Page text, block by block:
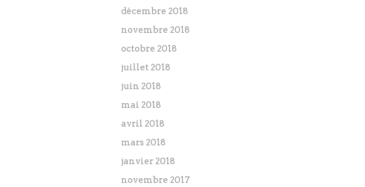
décembre 2018
novembre 2018
octobre 2018
juillet 2018
juin 2018
mai 2018
avril 2018
mars 2018
janvier 2018
novembre 2017